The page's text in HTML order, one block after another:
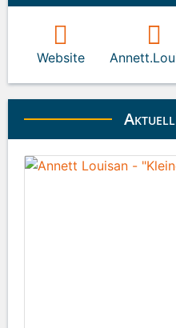
Website